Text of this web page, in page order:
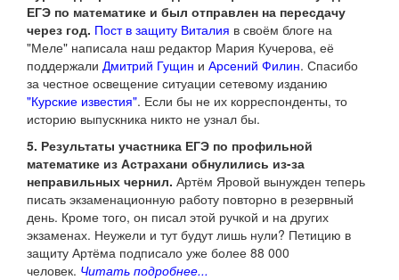
ЕГЭ по математике и был отправлен на пересдачу
через год. Пост в защиту Виталия в своём блоге на
"Меле" написала наш редактор Мария Кучерова, её
поддержали Дмитрий Гущин и Арсений Филин. Спасибо
за честное освещение ситуации сетевому изданию
"Курские известия". Если бы не их корреспонденты, то
историю выпускника никто не узнал бы.
5. Результаты участника ЕГЭ по профильной
математике из Астрахани обнулились из-за
неправильных чернил. Артём Яровой вынужден теперь
писать экзаменационную работу повторно в резервный
день. Кроме того, он писал этой ручкой и на других
экзаменах. Неужели и тут будут лишь нули? Петицию в
защиту Артёма подписало уже более 88 000
человек. Читать подробнее...